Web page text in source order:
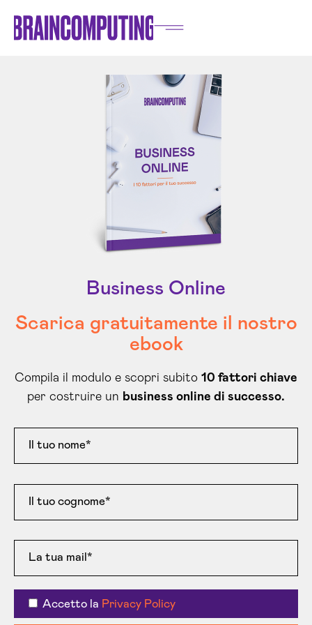
Business Online
Scarica gratuitamente il nostro
ebook
Compila il modulo e scopri subito 10 fattori chiave
per costruire un business online di successo.
Accetto la Privacy Policy